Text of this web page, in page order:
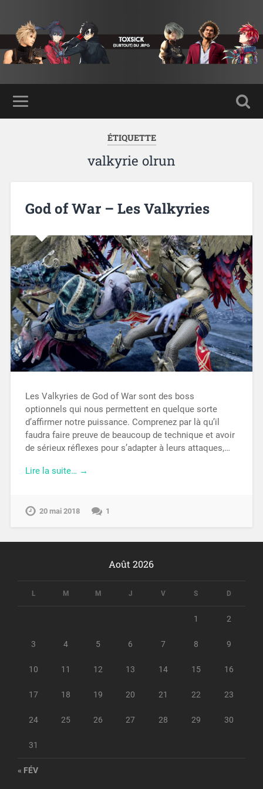
ÉTIQUETTE
valkyrie olrun
God of War – Les Valkyries
Les Valkyries de God of War sont des boss
optionnels qui nous permettent en quelque sorte
d’affirmer notre puissance. Comprenez par là qu’il
faudra faire preuve de beaucoup de technique et avoir
de sérieux réflexes pour s’adapter à leurs attaques,…
Lire la suite… →
20 mai 2018 1
Août 2026
L M M J V S D
1 2
3 4 5 6 7 8 9
10 11 12 13 14 15 16
17 18 19 20 21 22 23
24 25 26 27 28 29 30
31
« FÉV